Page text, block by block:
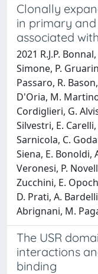
Clonally
in primary
associated
2021 R.J.P.
Simone, P.
Passaro, R.
D'Oria, M.
Cordiglieri, G.
Silvestri, E.
Sarnicola, C.
Siena, E. Bonoldi,
Veronesi, P.
Zucchini, E.
D. Prati, A.
Abrignani, M.
The USR
interactions
binding